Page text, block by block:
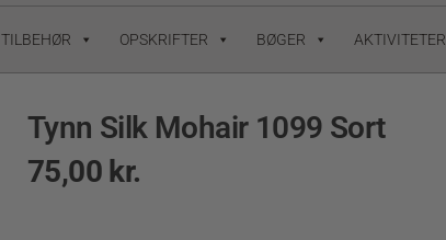
TILBEHØR OPSKRIFTER BØGER AKTIVITETER
Tynn Silk Mohair 1099 Sort
75,00 kr.